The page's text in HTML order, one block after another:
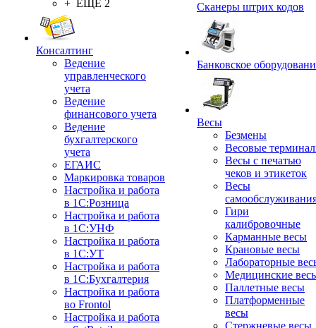
+ ЕЩЕ 2
Консалтинг
Ведение
управленческого
учета
Ведение
финансового учета
Ведение
бухгалтерского
учета
ЕГАИС
Маркировка товаров
Настройка и работа
в 1С:Розница
Настройка и работа
в 1С:УНФ
Настройка и работа
в 1С:УТ
Настройка и работа
в 1С:Бухгалтерия
Настройка и работа
во Frontol
Настройка и работа
Сканеры штрих кодов
Банковское
Весы
Безмены
Весовые
Весы с печатью
чеков и этикеток
Весы
Гири
калибровочные
Карманные весы
Крановые весы
Лабораторные
Медицинские
Паллетные весы
Платформенные
весы
Стержневые весы